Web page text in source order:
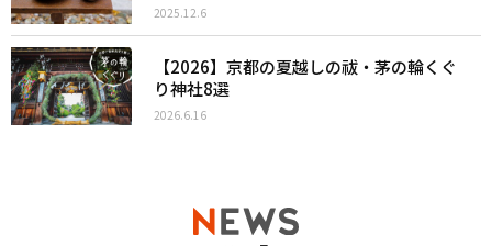
2025.12.6
【2026】京都の夏越しの祓・茅の輪くぐ
り神社8選
2026.6.16